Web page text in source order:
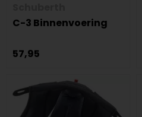
C-3 Binnenvoering
57,95